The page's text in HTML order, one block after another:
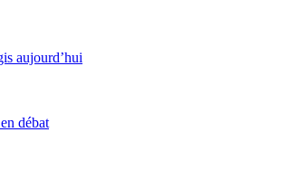
aujourd’hui
débat